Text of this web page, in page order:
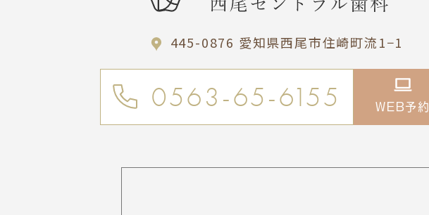
445-0876 愛知県西尾市住崎町流1−1
0563-65-6155 WEB予約